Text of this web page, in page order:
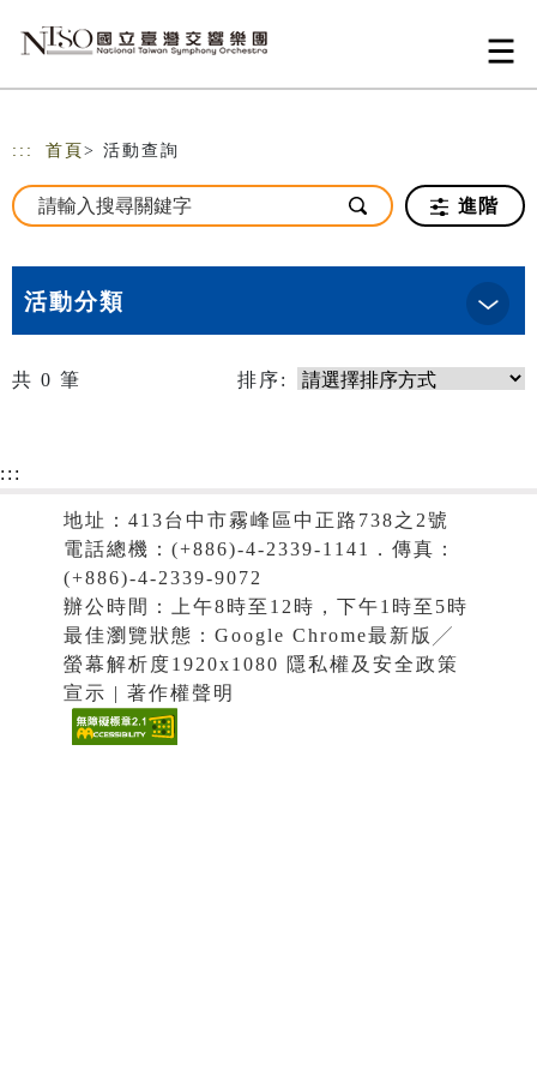
::: 首頁 > 活動查詢
進階
活動分類
共 0 筆 排序:
:::
地址：413台中市霧峰區中正路738之2號
電話總機：(+886)-4-2339-1141．傳真：
(+886)-4-2339-9072
辦公時間：上午8時至12時，下午1時至5時
最佳瀏覽狀態：Google Chrome最新版╱
螢幕解析度1920x1080 隱私權及安全政策
宣示 | 著作權聲明